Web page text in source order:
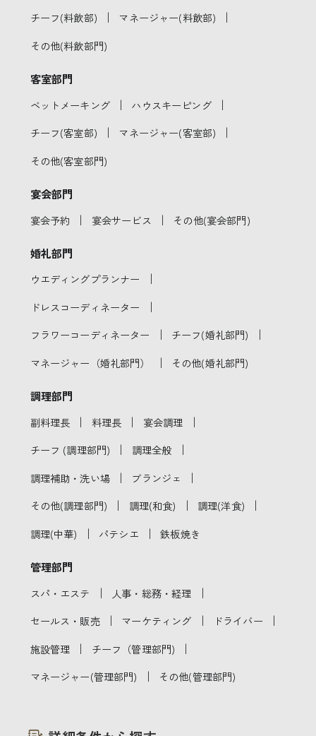
チーフ(料飲部) ｜ マネージャー(料飲部) ｜
その他(料飲部門)
客室部門
ベットメーキング ｜ ハウスキーピング ｜
チーフ(客室部) ｜ マネージャー(客室部) ｜
その他(客室部門)
宴会部門
宴会予約 ｜ 宴会サービス ｜ その他(宴会部門)
婚礼部門
ウエディングプランナー ｜
ドレスコーディネーター ｜
フラワーコーディネーター ｜ チーフ(婚礼部門) ｜
マネージャー（婚礼部門） ｜ その他(婚礼部門)
調理部門
副料理長 ｜ 料理長 ｜ 宴会調理 ｜
チーフ (調理部門) ｜ 調理全般 ｜
調理補助・洗い場 ｜ ブランジェ ｜
その他(調理部門) ｜ 調理(和食) ｜ 調理(洋食) ｜
調理(中華) ｜ パテシエ ｜ 鉄板焼き
管理部門
スパ・エステ ｜ 人事・総務・経理 ｜
セールス・販売 ｜ マーケティング ｜ ドライバー ｜
施設管理 ｜ チーフ（管理部門) ｜
マネージャー(管理部門) ｜ その他(管理部門)